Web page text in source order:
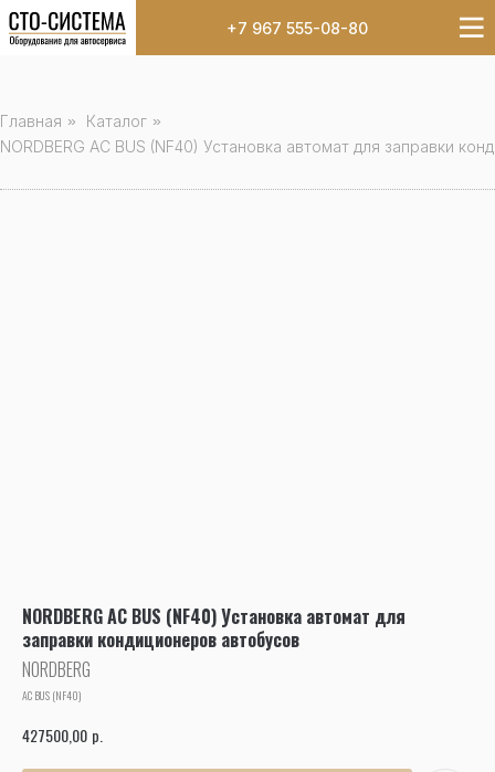
+7 967 555-08-80
Главная » Каталог »
NORDBERG AC BUS (NF40) Установка автомат для заправки
NORDBERG AC BUS (NF40) Установка автомат для
заправки кондиционеров автобусов
NORDBERG
AC BUS (NF40)
427500,00 р.